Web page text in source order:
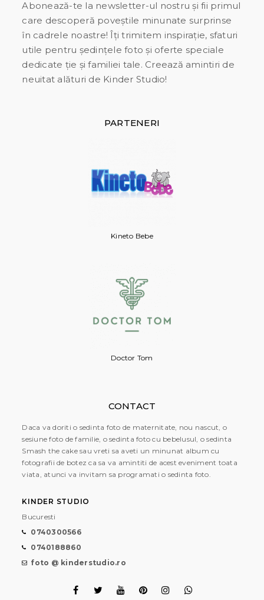
Abonează-te la newsletter-ul nostru și fii primul
care descoperă poveștile minunate surprinse
în cadrele noastre! Îți trimitem inspirație, sfaturi
utile pentru ședințele foto și oferte speciale
dedicate ție și familiei tale. Creează amintiri de
neuitat alături de Kinder Studio!
PARTENERI
Kineto Bebe
Doctor Tom
CONTACT
Daca va doriti o sedinta foto de maternitate, nou nascut, o
sesiune foto de familie, o sedinta foto cu bebelusul, o sedinta
Smash the cake sau vreti sa aveti un minunat album cu
fotografii de botez ca sa va amintiti de acest eveniment toata
viata, atunci va invitam sa programati o sedinta foto.
KINDER STUDIO
Bucuresti
0740300566
0740188860
foto @ kinderstudio.ro